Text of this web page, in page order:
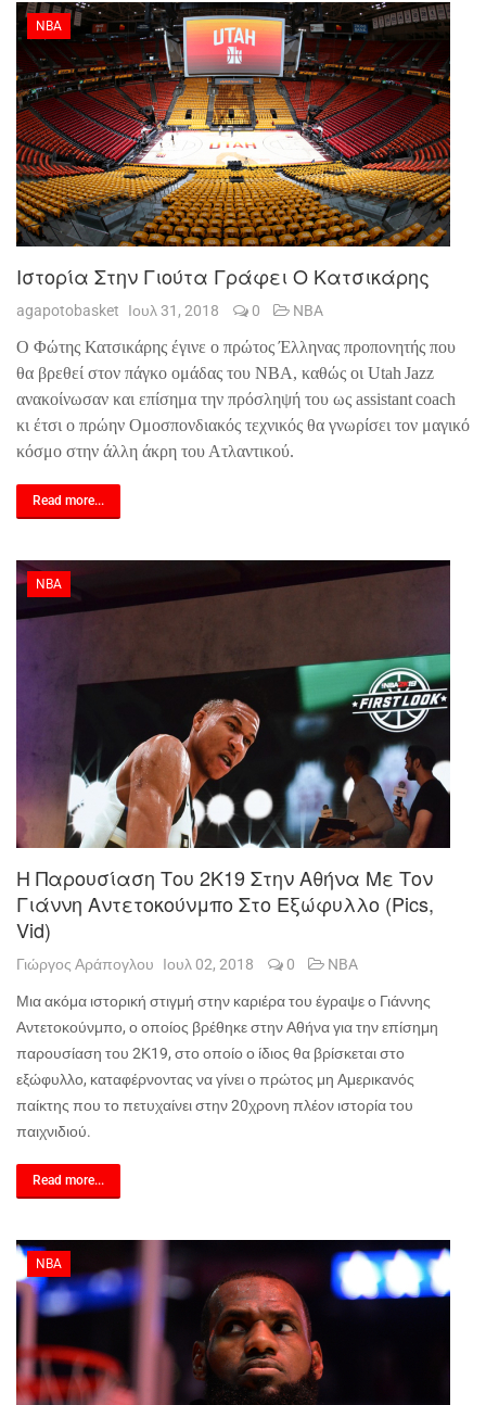
NBA
Ιστορία Στην Γιούτα Γράφει Ο Κατσικάρης
agapotobasket Ιουλ 31, 2018 0 NBA
Ο Φώτης Κατσικάρης έγινε ο πρώτος Έλληνας προπονητής που
θα βρεθεί στον πάγκο ομάδας του NBA, καθώς οι Utah Jazz
ανακοίνωσαν και επίσημα την πρόσληψή του ως assistantcoach
κι έτσι ο πρώην Ομοσπονδιακός τεχνικός θα γνωρίσει τον μαγικό
κόσμο στην άλλη άκρη του Ατλαντικού.
Read more...
NBA
Η Παρουσίαση Του 2Κ19 Στην Αθήνα Με Τον
Γιάννη Αντετοκούνμπο Στο Εξώφυλλο (pics,
Vid)
Γιώργος Αράπογλου Ιουλ 02, 2018 0 NBA
Μια ακόμα ιστορική στιγμή στην καριέρα του έγραψε ο Γιάννης
Αντετοκούνμπο, ο οποίος βρέθηκε στην Αθήνα για την επίσημη
παρουσίαση του 2Κ19, στο οποίο ο ίδιος θα βρίσκεται στο
εξώφυλλο, καταφέρνοντας να γίνει ο πρώτος μη Αμερικανός
παίκτης που το πετυχαίνει στην 20χρονη πλέον ιστορία του
παιχνιδιού.
Read more...
NBA